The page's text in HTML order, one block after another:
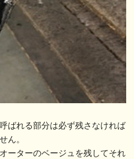
ばれる部分は必ず残さなければ
ん。
ーターのベージュを残してそれ